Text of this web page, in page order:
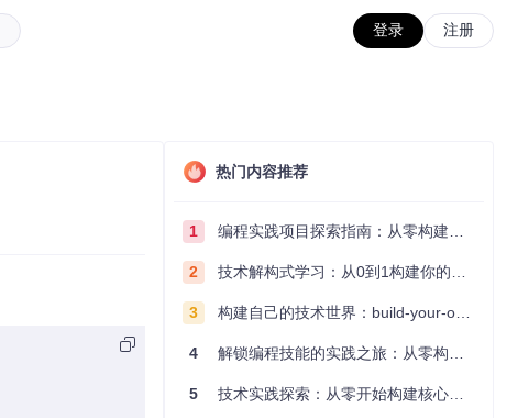
登录 注册
热门内容推荐
1 编程实践项目探索指南：从零构建技术能力体系
2 技术解构式学习：从0到1构建你的编程知识体系
3 构建自己的技术世界：build-your-own-x项目的实践探索指南
4 解锁编程技能的实践之旅：从零构建你的技术世界
5 技术实践探索：从零开始构建核心系统的实践指南